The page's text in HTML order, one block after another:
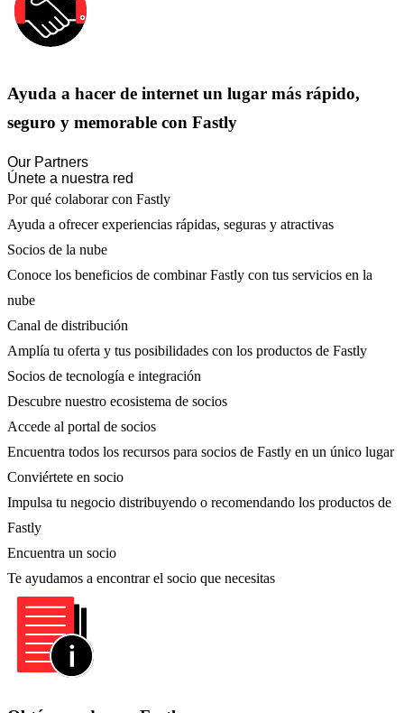
Ayuda a hacer de internet un lugar más rápido,
seguro y memorable con Fastly
Our Partners
Únete a nuestra red
Por qué colaborar con Fastly
Ayuda a ofrecer experiencias rápidas, seguras y atractivas
Socios de la nube
Conoce los beneficios de combinar Fastly con tus servicios en la
nube
Canal de distribución
Amplía tu oferta y tus posibilidades con los productos de Fastly
Socios de tecnología e integración
Descubre nuestro ecosistema de socios
Accede al portal de socios
Encuentra todos los recursos para socios de Fastly en un único lugar
Conviértete en socio
Impulsa tu negocio distribuyendo o recomendando los productos de
Fastly
Encuentra un socio
Te ayudamos a encontrar el socio que necesitas